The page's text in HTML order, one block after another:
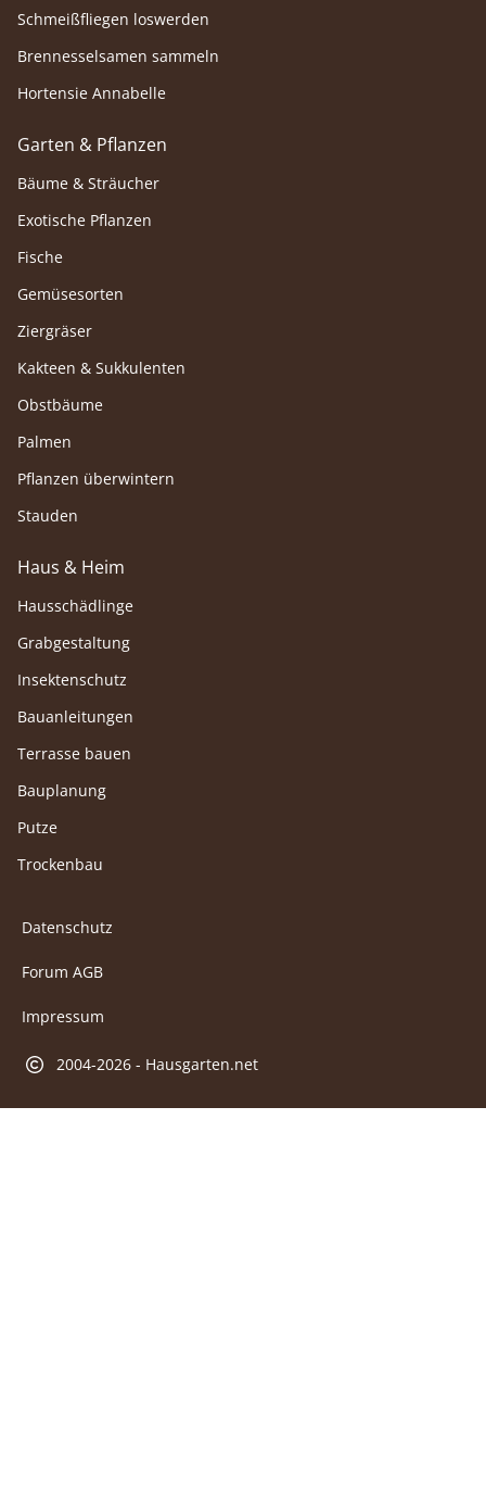
Schmeißfliegen loswerden
Brennesselsamen sammeln
Hortensie Annabelle
Garten & Pflanzen
Bäume & Sträucher
Exotische Pflanzen
Fische
Gemüsesorten
Ziergräser
Kakteen & Sukkulenten
Obstbäume
Palmen
Pflanzen überwintern
Stauden
Haus & Heim
Hausschädlinge
Grabgestaltung
Insektenschutz
Bauanleitungen
Terrasse bauen
Bauplanung
Putze
Trockenbau
Datenschutz
Forum AGB
Impressum
2004-2026 - Hausgarten.net